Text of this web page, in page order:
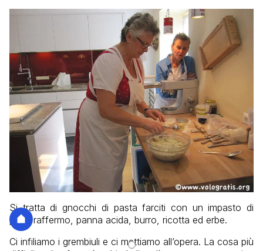
Si tratta di gnocchi di pasta farciti con un impasto di
pane raffermo, panna acida, burro, ricotta ed erbe.
Ci infiliamo i grembiuli e ci mettiamo all’opera. La cosa più